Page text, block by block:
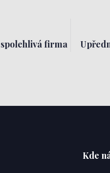
spolehlivá firma
Kde